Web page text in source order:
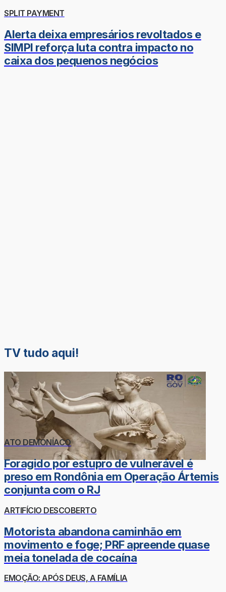
SPLIT PAYMENT
Alerta deixa empresários revoltados e
SIMPI reforça luta contra impacto no
caixa dos pequenos negócios
TV tudo aqui!
ATO DEMONÍACO
Foragido por estupro de vulnerável é
preso em Rondônia em Operação Ártemis
conjunta com o RJ
ARTIFÍCIO DESCOBERTO
Motorista abandona caminhão em
movimento e foge; PRF apreende quase
meia tonelada de cocaína
EMOÇÃO: APÓS DEUS, A FAMÍLIA